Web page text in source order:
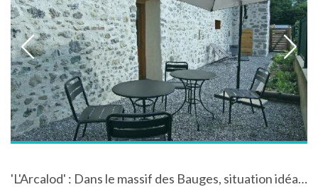
'L'Arcalod' : Dans le massif des Bauges, situation idéale entre le lac d'Annecy et les montagnes